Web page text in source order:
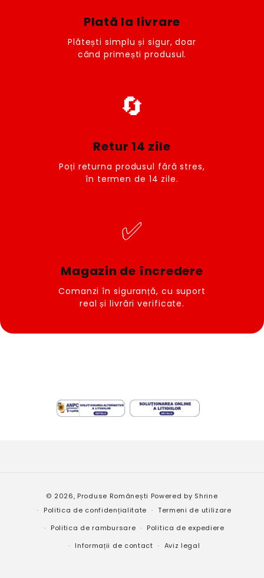
Plată la livrare
Plătești simplu și sigur, doar
când primești produsul.
🔄
Retur 14 zile
Poți returna produsul fără stres,
în termen de 14 zile.
✅
Magazin de încredere
Comanzi în siguranță, cu suport
real și livrări verificate.
de
© 2026, Produse Românești Powered by Shrine
Politica de confidențialitate
Termeni de utilizare
Politica de rambursare
Politica de expediere
Informații de contact
Aviz legal